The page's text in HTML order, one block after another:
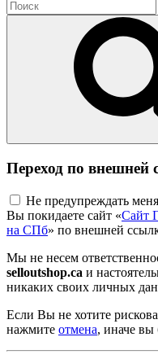
Переход по внешней
Не предупреждать
Вы покидаете сайт «Сайт
на СПб» по внешней
Мы не несем
selloutshop.ca и
никаких своих личных
Если Вы не хотите
нажмите отмена, иначе вы